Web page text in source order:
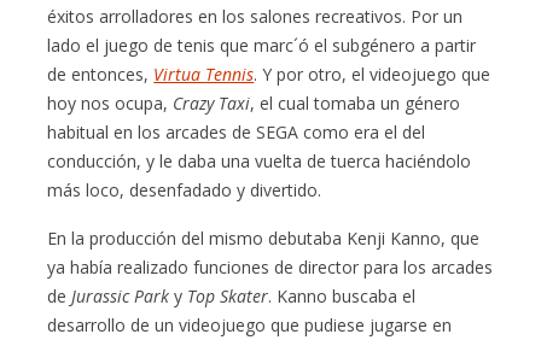
éxitos arrolladores en los salones recreativos. Por un
lado el juego de tenis que marc´ó el subgénero a partir
de entonces, Virtua Tennis. Y por otro, el videojuego que
hoy nos ocupa, Crazy Taxi, el cual tomaba un género
habitual en los arcades de SEGA como era el del
conducción, y le daba una vuelta de tuerca haciéndolo
más loco, desenfadado y divertido.
En la producción del mismo debutaba Kenji Kanno, que
ya había realizado funciones de director para los arcades
de Jurassic Park y Top Skater. Kanno buscaba el
desarrollo de un videojuego que pudiese jugarse en